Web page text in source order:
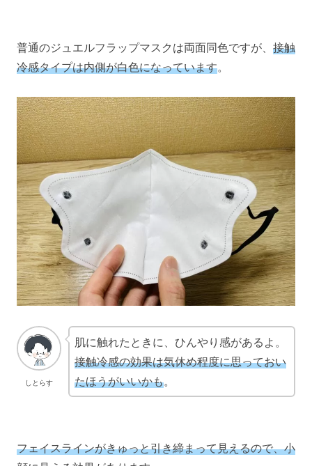
普通のジュエルフラップマスクは両面同色ですが、 接触
冷感タイプは内側が白色になっています。
しとらす
肌に触れたときに、ひんやり感があるよ。
接触冷感の効果は気休め程度に思っておい
たほうがいいかも。
フェイスラインがきゅっと引き締まって見えるので、小